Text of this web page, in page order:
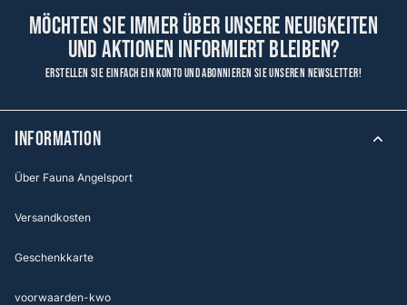
Möchten Sie immer über unsere Neuigkeiten
und Aktionen informiert bleiben?
Erstellen Sie einfach ein Konto und abonnieren Sie unseren Newsletter!
Information
Über Fauna Angelsport
Versandkosten
Geschenkkarte
voorwaarden-kwo